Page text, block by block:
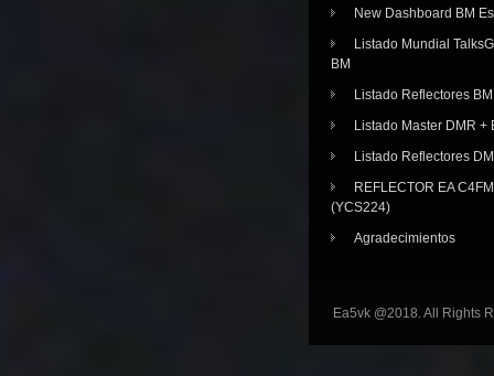
New Dashboard BM
Listado Mundial
BM
Listado Reflectores BM
Listado Master DMR +
Listado Reflectores
REFLECTOR EA
(YCS224)
Agradecimientos
Ea5vk @2018. All Rights